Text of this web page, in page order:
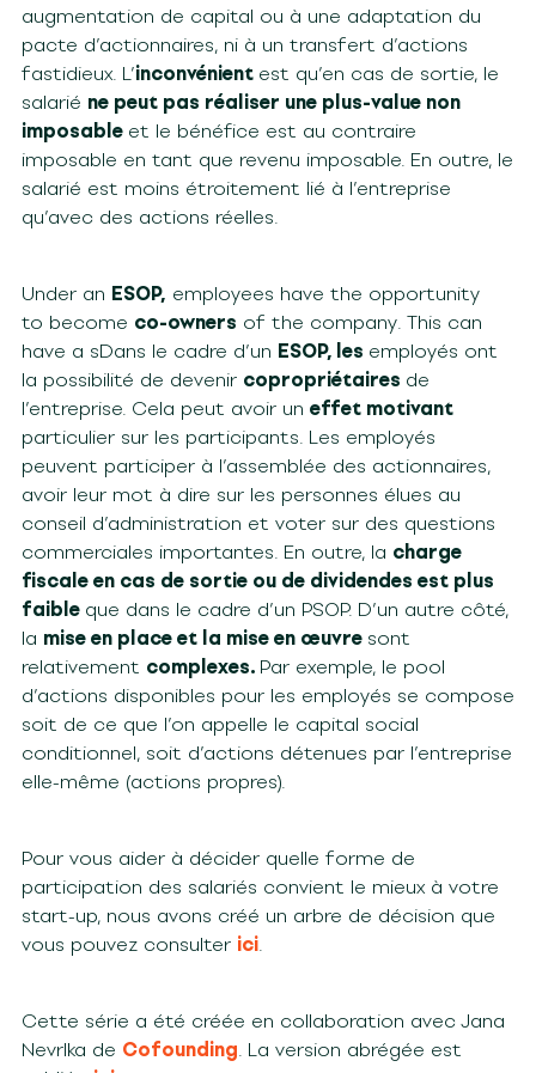
augmentation de capital ou à une adaptation du
pacte d’actionnaires, ni à un transfert d’actions
fastidieux. L’inconvénient est qu’en cas de sortie, le
salarié ne peut pas réaliser une plus-value non
imposable et le bénéfice est au contraire
imposable en tant que revenu imposable. En outre, le
salarié est moins étroitement lié à l’entreprise
qu’avec des actions réelles.
Under an ESOP, employees have the opportunity
to become co-owners of the company. This can
have a sDans le cadre d’un ESOP, les employés ont
la possibilité de devenir copropriétaires de
l’entreprise. Cela peut avoir un effet motivant
particulier sur les participants. Les employés
peuvent participer à l’assemblée des actionnaires,
avoir leur mot à dire sur les personnes élues au
conseil d’administration et voter sur des questions
commerciales importantes. En outre, la charge
fiscale en cas de sortie ou de dividendes est plus
faible que dans le cadre d’un PSOP. D’un autre côté,
la mise en place et la mise en œuvre sont
relativement complexes. Par exemple, le pool
d’actions disponibles pour les employés se compose
soit de ce que l’on appelle le capital social
conditionnel, soit d’actions détenues par l’entreprise
elle-même (actions propres).
Pour vous aider à décider quelle forme de
participation des salariés convient le mieux à votre
start-up, nous avons créé un arbre de décision que
vous pouvez consulter ici.
Cette série a été créée en collaboration avec Jana
Nevrlka de Cofounding. La version abrégée est